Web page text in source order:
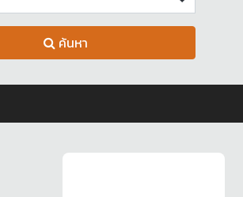
ค้นหา